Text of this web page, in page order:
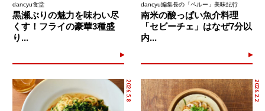
dancyu食堂
黒瀬ぶりの魅力を味わい尽
くす！フライの豪華3種盛
り...
dancyu編集長の「ペルー」美味紀行
南米の酸っぱい魚介料理
「セビーチェ」はなぜ7分以
内...
2026.5.8 2026.2.2